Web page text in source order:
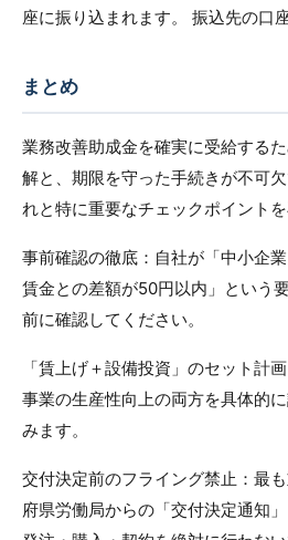
座に振り込まれます。 振込先の口
まとめ
業務改善助成金を確実に受給する
解と、期限を守った手続きが不可
れと特に重要なチェックポイントを
事前確認の徹底：自社が「中小企
賃金との差額が50円以内」という
前に確認してください。
「賃上げ＋設備投資」のセット計
事業の生産性向上の両方を具体的
みます。
交付決定前のフライング禁止：最
府県労働局からの「交付決定通知